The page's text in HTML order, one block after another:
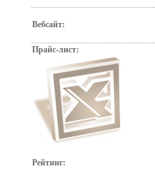
Вебсайт:
Прайс-лист:
Рейтинг: